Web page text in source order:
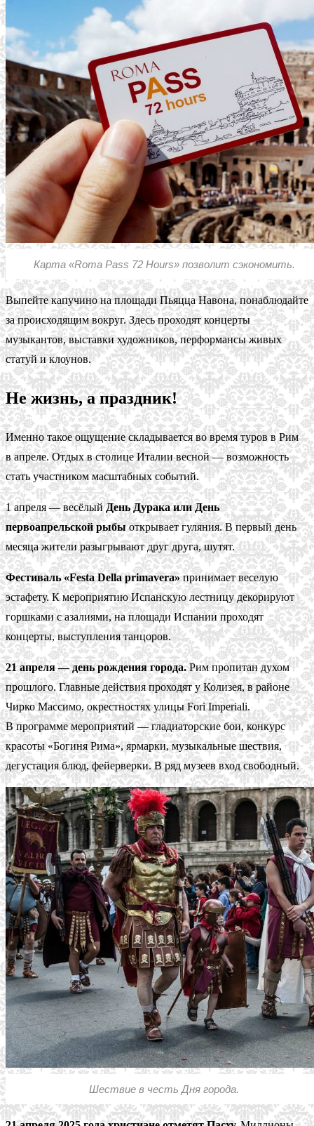
Карта «Roma Pass 72 Hours» позволит сэкономить.
Выпейте капучино на площади Пьяцца Навона, понаблюдайте
за происходящим вокруг. Здесь проходят концерты
музыкантов, выставки художников, перформансы живых
статуй и клоунов.
Не жизнь, а праздник!
Именно такое ощущение складывается во время туров в Рим
в апреле. Отдых в столице Италии весной — возможность
стать участником масштабных событий.
1 апреля — весёлыйДень Дурака или День
первоапрельской рыбыоткрывает гуляния. В первый день
месяца жители разыгрывают друг друга, шутят.
Фестиваль «Festa Della primavera»принимает веселую
эстафету. К мероприятию Испанскую лестницу декорируют
горшками с азалиями, на площади Испании проходят
концерты, выступления танцоров.
21 апреля — день рождения города.Рим пропитан духом
прошлого. Главные действия проходят у Колизея, в районе
Чирко Массимо, окрестностях улицы Fori Imperiali.
В программе мероприятий — гладиаторские бои, конкурс
красоты «Богиня Рима», ярмарки, музыкальные шествия,
дегустация блюд, фейерверки. В ряд музеев вход свободный.
Шествие в честь Дня города.